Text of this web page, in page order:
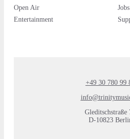
Open Air
Entertainment
Jobs
+49 30 780 99
Gleditschstraße
D-10823